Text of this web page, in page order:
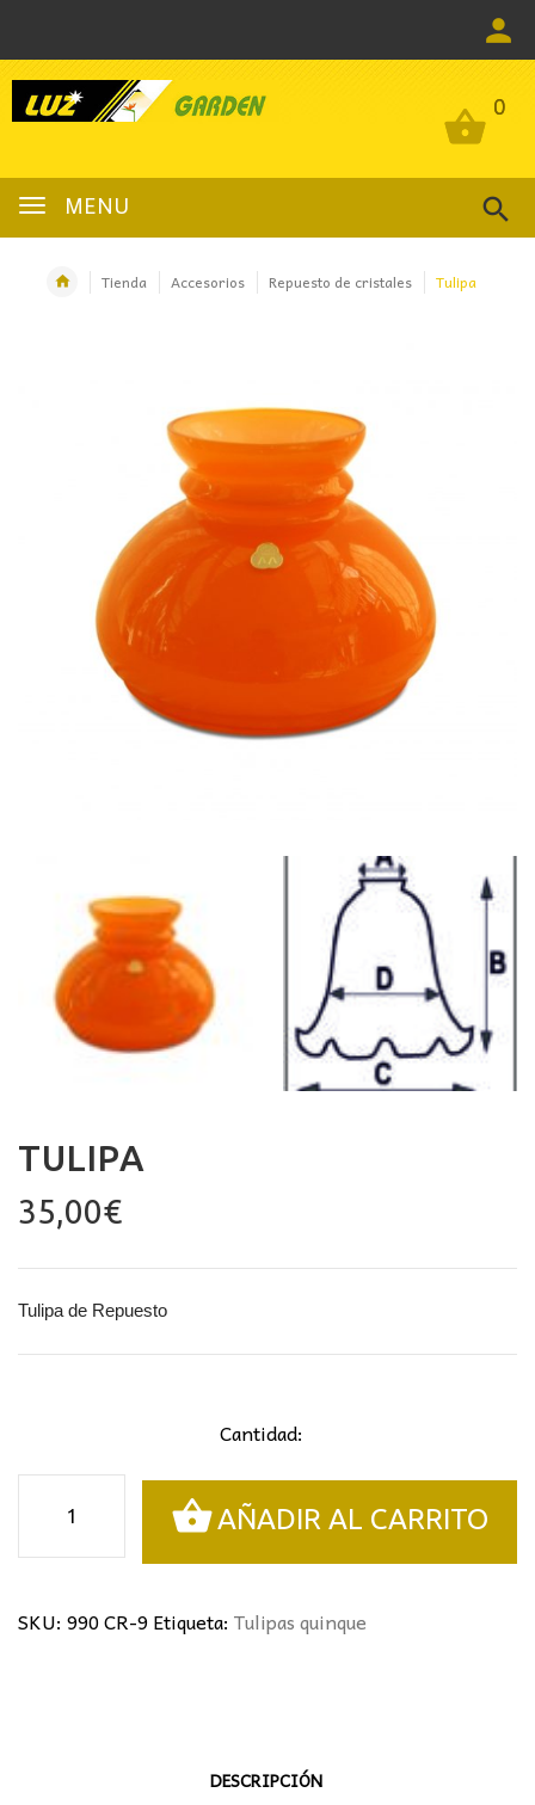
0
MENU
0
Tienda Accesorios Repuesto de cristales Tulipa
TULIPA
35,00€
Tulipa de Repuesto
Cantidad:
cantidad
AÑADIR AL CARRITO
SKU: 990 CR-9 Etiqueta: Tulipas quinque
DESCRIPCIÓN